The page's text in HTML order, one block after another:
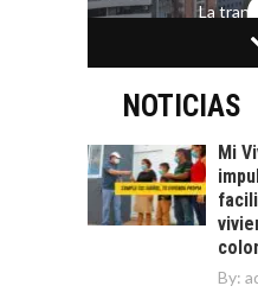
La
recursos
PARA
ALLÁ
EL
LOS
NOTICIAS
Mi
By: